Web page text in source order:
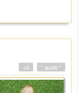
" quote "
+0